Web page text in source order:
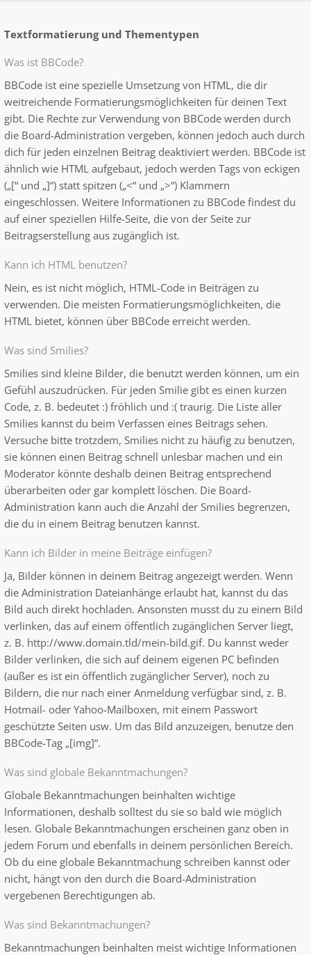
Textformatierung und Thementypen
Was ist BBCode?
BBCode ist eine spezielle Umsetzung von HTML, die dir
weitreichende Formatierungsmöglichkeiten für deinen Text
gibt. Die Rechte zur Verwendung von BBCode werden durch
die Board-Administration vergeben, können jedoch auch durch
dich für jeden einzelnen Beitrag deaktiviert werden. BBCode ist
ähnlich wie HTML aufgebaut, jedoch werden Tags von eckigen
(„[“ und „]“) statt spitzen („<“ und „>“) Klammern
eingeschlossen. Weitere Informationen zu BBCode findest du
auf einer speziellen Hilfe-Seite, die von der Seite zur
Beitragserstellung aus zugänglich ist.
Kann ich HTML benutzen?
Nein, es ist nicht möglich, HTML-Code in Beiträgen zu
verwenden. Die meisten Formatierungsmöglichkeiten, die
HTML bietet, können über BBCode erreicht werden.
Was sind Smilies?
Smilies sind kleine Bilder, die benutzt werden können, um ein
Gefühl auszudrücken. Für jeden Smilie gibt es einen kurzen
Code, z. B. bedeutet :) fröhlich und :( traurig. Die Liste aller
Smilies kannst du beim Verfassen eines Beitrags sehen.
Versuche bitte trotzdem, Smilies nicht zu häufig zu benutzen,
sie können einen Beitrag schnell unlesbar machen und ein
Moderator könnte deshalb deinen Beitrag entsprechend
überarbeiten oder gar komplett löschen. Die Board-
Administration kann auch die Anzahl der Smilies begrenzen,
die du in einem Beitrag benutzen kannst.
Kann ich Bilder in meine Beiträge einfügen?
Ja, Bilder können in deinem Beitrag angezeigt werden. Wenn
die Administration Dateianhänge erlaubt hat, kannst du das
Bild auch direkt hochladen. Ansonsten musst du zu einem Bild
verlinken, das auf einem öffentlich zugänglichen Server liegt,
z. B. http://www.domain.tld/mein-bild.gif. Du kannst weder
Bilder verlinken, die sich auf deinem eigenen PC befinden
(außer es ist ein öffentlich zugänglicher Server), noch zu
Bildern, die nur nach einer Anmeldung verfügbar sind, z. B.
Hotmail- oder Yahoo-Mailboxen, mit einem Passwort
geschützte Seiten usw. Um das Bild anzuzeigen, benutze den
BBCode-Tag „[img]“.
Was sind globale Bekanntmachungen?
Globale Bekanntmachungen beinhalten wichtige
Informationen, deshalb solltest du sie so bald wie möglich
lesen. Globale Bekanntmachungen erscheinen ganz oben in
jedem Forum und ebenfalls in deinem persönlichen Bereich.
Ob du eine globale Bekanntmachung schreiben kannst oder
nicht, hängt von den durch die Board-Administration
vergebenen Berechtigungen ab.
Was sind Bekanntmachungen?
Bekanntmachungen beinhalten meist wichtige Informationen